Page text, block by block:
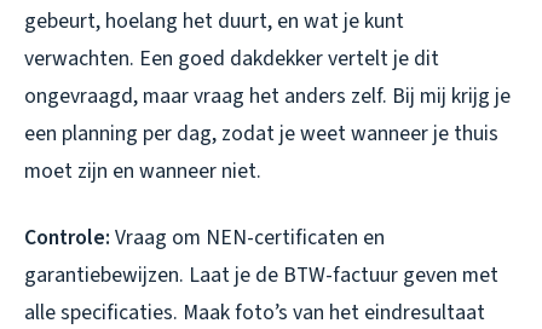
gebeurt, hoelang het duurt, en wat je kunt
verwachten. Een goed dakdekker vertelt je dit
ongevraagd, maar vraag het anders zelf. Bij mij krijg je
een planning per dag, zodat je weet wanneer je thuis
moet zijn en wanneer niet.
Controle: Vraag om NEN-certificaten en
garantiebewijzen. Laat je de BTW-factuur geven met
alle specificaties. Maak foto’s van het eindresultaat